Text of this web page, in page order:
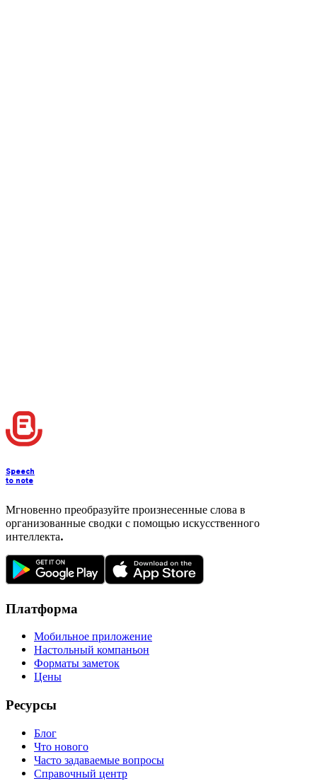
Speech
to note
Мгновенно преобразуйте произнесенные слова в
организованные сводки с помощью искусственного
интеллекта.
Платформа
Мобильное приложение
Настольный компаньон
Форматы заметок
Цены
Ресурсы
Блог
Что нового
Часто задаваемые вопросы
Справочный центр